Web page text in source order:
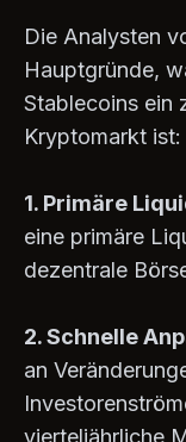
Die Analysten
Hauptgründe,
Stablecoins ein
Kryptomarkt ist:
1. Primäre
eine primäre
dezentrale
2. Schnelle
an
vierteljährliche